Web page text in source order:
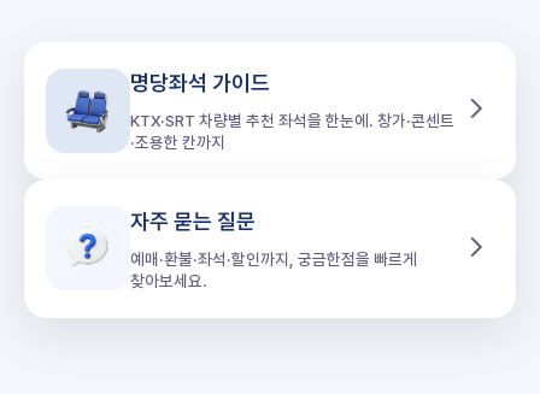
명당좌석 가이드
KTX·SRT 차량별 추천 좌석을 한눈에. 창가·콘센트
·조용한 칸까지
자주 묻는 질문
예매·환불·좌석·할인까지, 궁금한점을 빠르게
찾아보세요.